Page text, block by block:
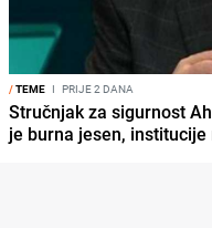
/TEME I PRIJE 2 DANA
Stručnjak za sigurnost
je burna jesen,